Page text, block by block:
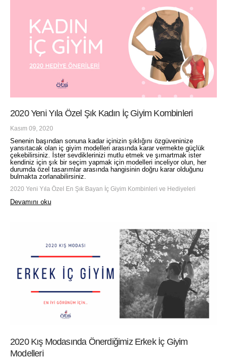
2020 Yeni Yıla Özel Şık Kadın İç Giyim Kombinleri
Kasım 09, 2020
Senenin başından sonuna kadar içinizin şıklığını özgüveninize
yansıtacak olan iç giyim modelleri arasında karar vermekte güçlük
çekebilirsiniz. İster sevdiklerinizi mutlu etmek ve şımartmak ister
kendiniz için şık bir seçim yapmak için modelleri inceliyor olun, her
durumda özel tasarımlar arasında hangisinin doğru karar olduğunu
bulmakta zorlanabilirsiniz.
2020 Yeni Yıla Özel En Şık Bayan İç Giyim Kombinleri ve Hediyeleri
Devamını oku
2020 Kış Modasında Önerdiğimiz Erkek İç Giyim
Modelleri